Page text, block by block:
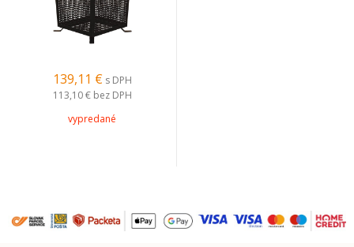
139,11 € s DPH
113,10 € bez DPH
vypredané